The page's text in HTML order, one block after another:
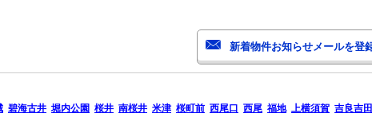
碧海古井 堀内公園 桜井 南桜井 米津 桜町前 西尾口 西尾 福地 上横須賀 吉良吉田